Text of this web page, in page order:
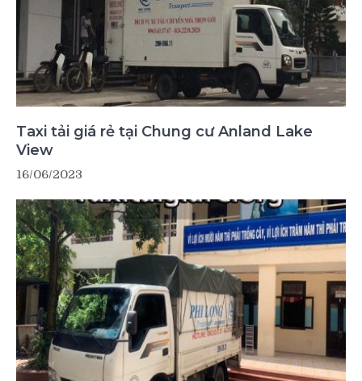
Taxi tải giá rẻ tại Chung cư Anland Lake
View
16/06/2023